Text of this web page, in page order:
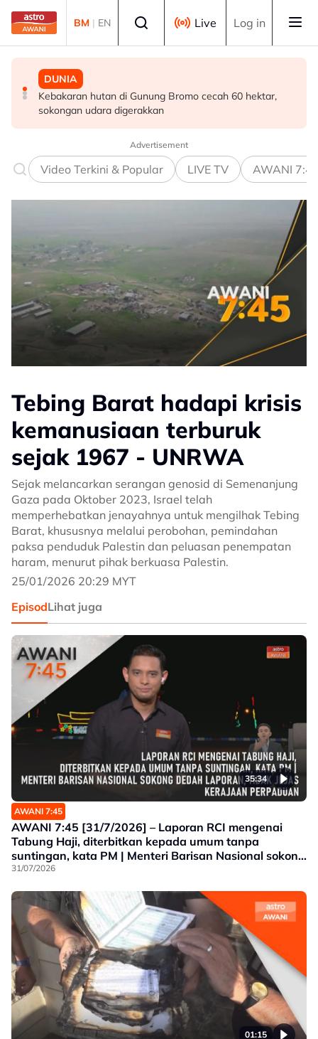
Skip to main content
BM | EN Live Log in
MALAYSIA
Pendekatan menyeluruh bagi Malaysia bersedia hadapi
demensia menjelang 2030 - Hanifah
DUNIA
Kebakaran hutan di Gunung Bromo cecah 60 hektar,
sokongan udara digerakkan
DUNIA
Jerman naikkan anggaran kematian berkaitan haba
kepada hampir 12,000
Advertisement
Video Terkini & Popular LIVE TV AWANI
Tebing Barat hadapi krisis
kemanusiaan terburuk
sejak 1967 - UNRWA
Sejak melancarkan serangan genosid di Semenanjung
Gaza pada Oktober 2023, Israel telah
memperhebatkan jenayahnya untuk mengilhak Tebing
Barat, khususnya melalui perobohan, pemindahan
paksa penduduk Palestin dan peluasan penempatan
haram, menurut pihak berkuasa Palestin.
25/01/2026 20:29 MYT
EpisodLihat juga
35:34
AWANI 7:45
AWANI 7:45 [31/7/2026] – Laporan RCI mengenai
Tabung Haji, diterbitkan kepada umum tanpa
suntingan, kata PM | Menteri Barisan Nasional sokong
dedah laporan, tidak jejas Kerajaan Perpaduan |
dita
31/07/2026
01:15